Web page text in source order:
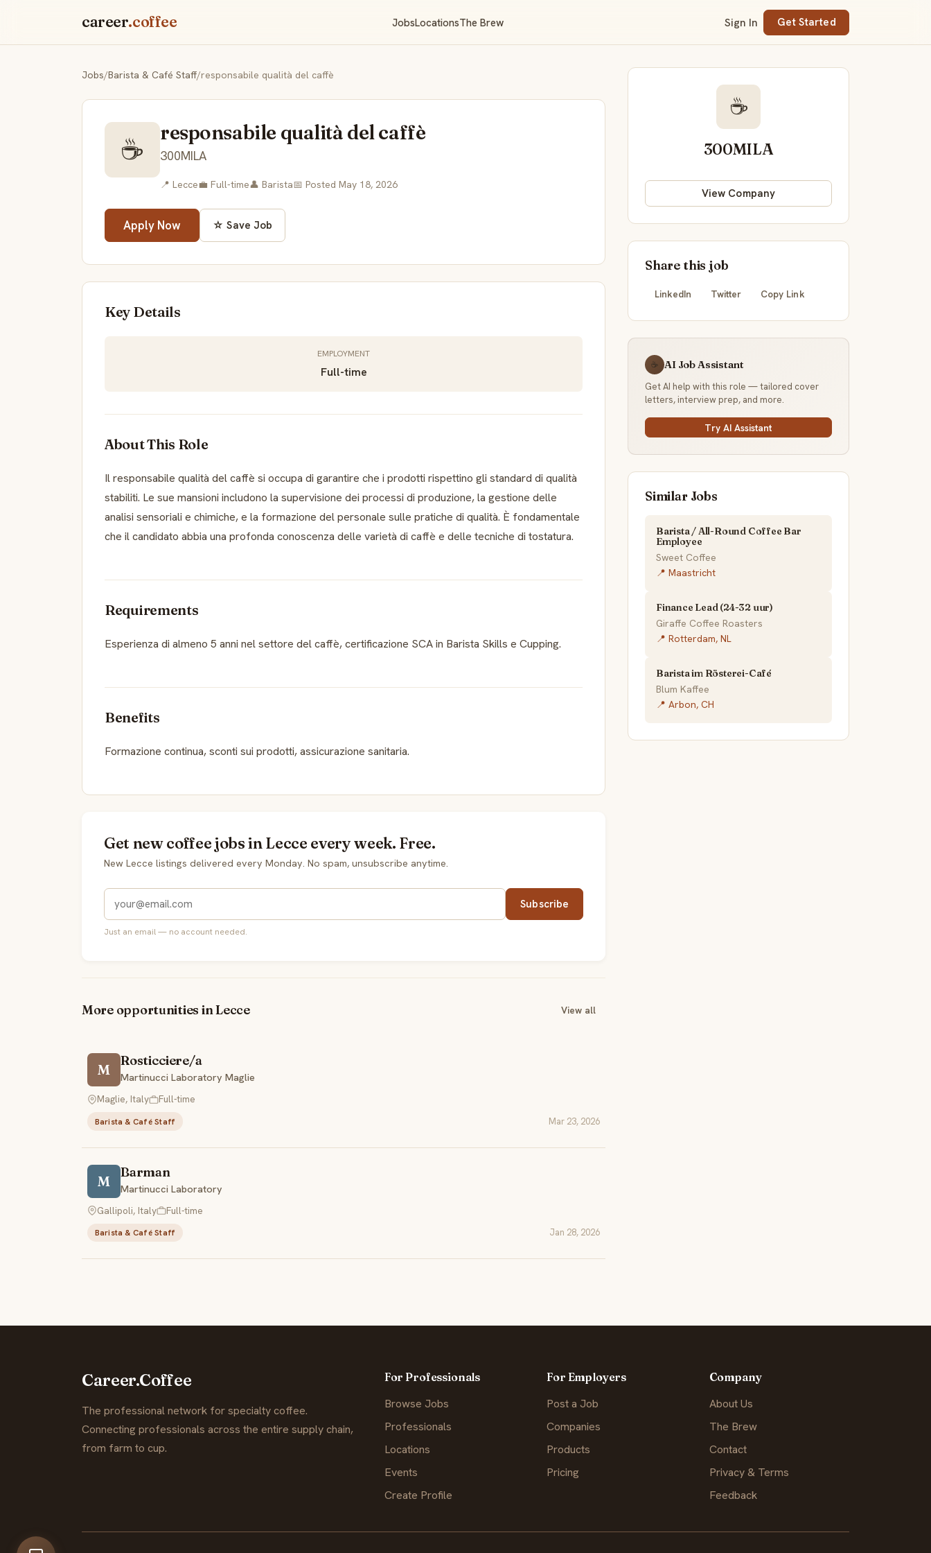
career.coffee JobsLocationsThe Brew Sign In Get Started
Jobs/Barista & Café Staff/responsabile qualità del caffè
☕ responsabile qualità del caffè
300MILA
📍 Lecce💼 Full-time👤 Barista📅 Posted May 18, 2026
Apply Now ☆ Save Job
Key Details
EMPLOYMENT
Full-time
About This Role
Il responsabile qualità del caffè si occupa di garantire che i prodotti rispettino gli standard di qualità
stabiliti. Le sue mansioni includono la supervisione dei processi di produzione, la gestione delle
analisi sensoriali e chimiche, e la formazione del personale sulle pratiche di qualità. È fondamentale
che il candidato abbia una profonda conoscenza delle varietà di caffè e delle tecniche di tostatura.
Requirements
Esperienza di almeno 5 anni nel settore del caffè, certificazione SCA in Barista Skills e Cupping.
Benefits
Formazione continua, sconti sui prodotti, assicurazione sanitaria.
Get new coffee jobs in Lecce every week. Free.
New Lecce listings delivered every Monday. No spam, unsubscribe anytime.
Subscribe
Just an email — no account needed.
More opportunities in Lecce View all
M
Rosticciere/a
Martinucci Laboratory Maglie
Maglie, Italy
Full-time
Barista & Café Staff Mar 23, 2026
M
Barman
Martinucci Laboratory
Gallipoli, Italy
Full-time
Barista & Café Staff Jan 28, 2026
☕
300MILA
View Company
Share this job
LinkedIn Twitter Copy Link
☕ AI Job Assistant
Get AI help with this role — tailored cover
letters, interview prep, and more.
Try AI Assistant
Similar Jobs
Barista / All-Round Coffee Bar
Employee
Sweet Coffee
📍 Maastricht
Finance Lead (24-32 uur)
Giraffe Coffee Roasters
📍 Rotterdam, NL
Barista im Rösterei-Café
Blum Kaffee
📍 Arbon, CH
Career.Coffee
The professional network for specialty coffee.
Connecting professionals across the entire supply chain,
from farm to cup.
For Professionals
Browse Jobs
Professionals
Locations
Events
Create Profile
For Employers
Post a Job
Companies
Products
Pricing
Company
About Us
The Brew
Contact
Privacy & Terms
Feedback